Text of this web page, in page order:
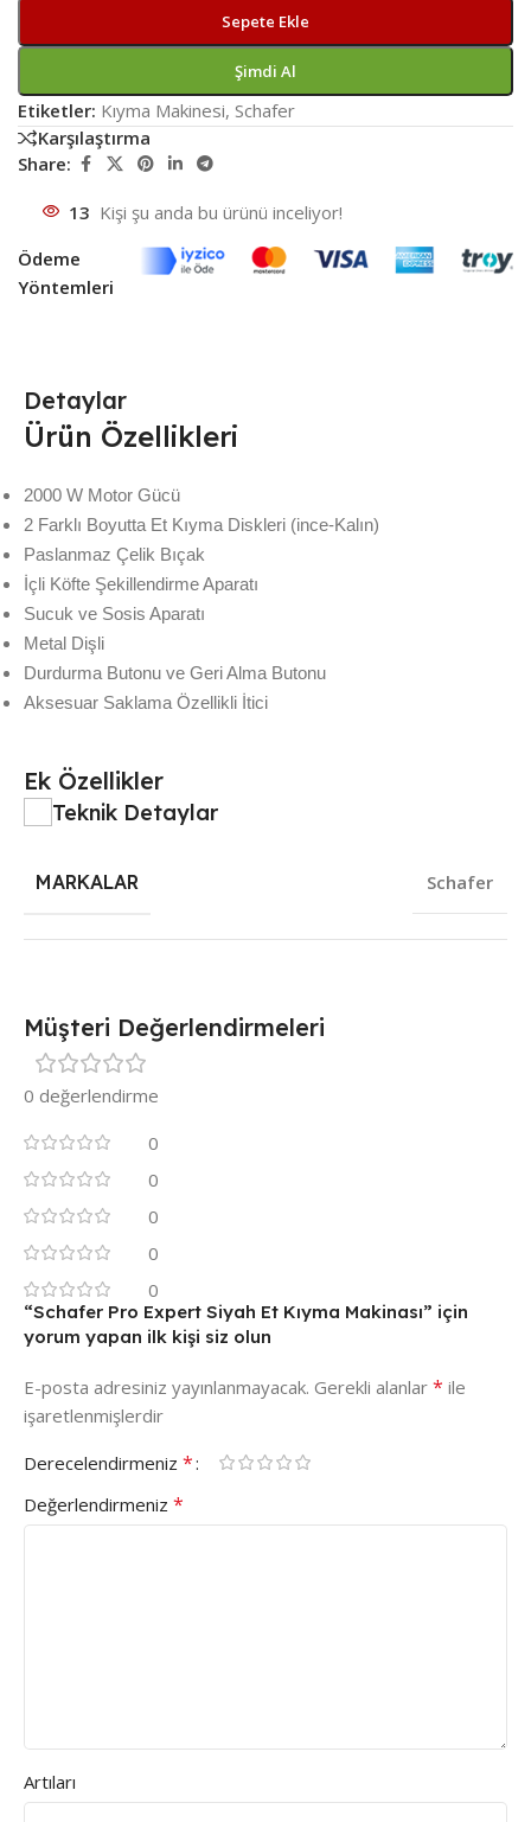
Sepete Ekle
Şimdi Al
Etiketler: Kıyma Makinesi, Schafer
Karşılaştırma
Share:
13 Kişi şu anda bu ürünü inceliyor!
Ödeme
Yöntemleri
Detaylar
Ürün Özellikleri
2000 W Motor Gücü
2 Farklı Boyutta Et Kıyma Diskleri (ince-Kalın)
Paslanmaz Çelik Bıçak
İçli Köfte Şekillendirme Aparatı
Sucuk ve Sosis Aparatı
Metal Dişli
Durdurma Butonu ve Geri Alma Butonu
Aksesuar Saklama Özellikli İtici
Ek Özellikler
Teknik Detaylar
MARKALAR Schafer
Müşteri Değerlendirmeleri
0 değerlendirme
0
0
0
0
0
“Schafer Pro Expert Siyah Et Kıyma Makinası” için
yorum yapan ilk kişi siz olun
E-posta adresiniz yayınlanmayacak. Gerekli alanlar * ile
işaretlenmişlerdir
Derecelendirmeniz *
Değerlendirmeniz *
Artıları